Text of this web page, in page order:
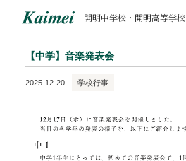
開明中学校・開明高等学校
【中学】音楽発表会
2025-12-20 学校行事